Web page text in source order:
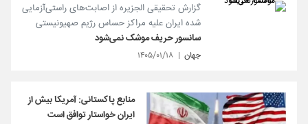
گزارش تحقیقی الجزیره از اصابت‌های راستی‌آزمایی
شده ایران علیه مراکز حساس رژیم صهیونیستی
سانسور حریف موشک نمی‌شود
جهان ۱۴۰۵/۰۱/۱۸
منابع پاکستانی: آمریکا بیش از
ایران خواستار توافق است